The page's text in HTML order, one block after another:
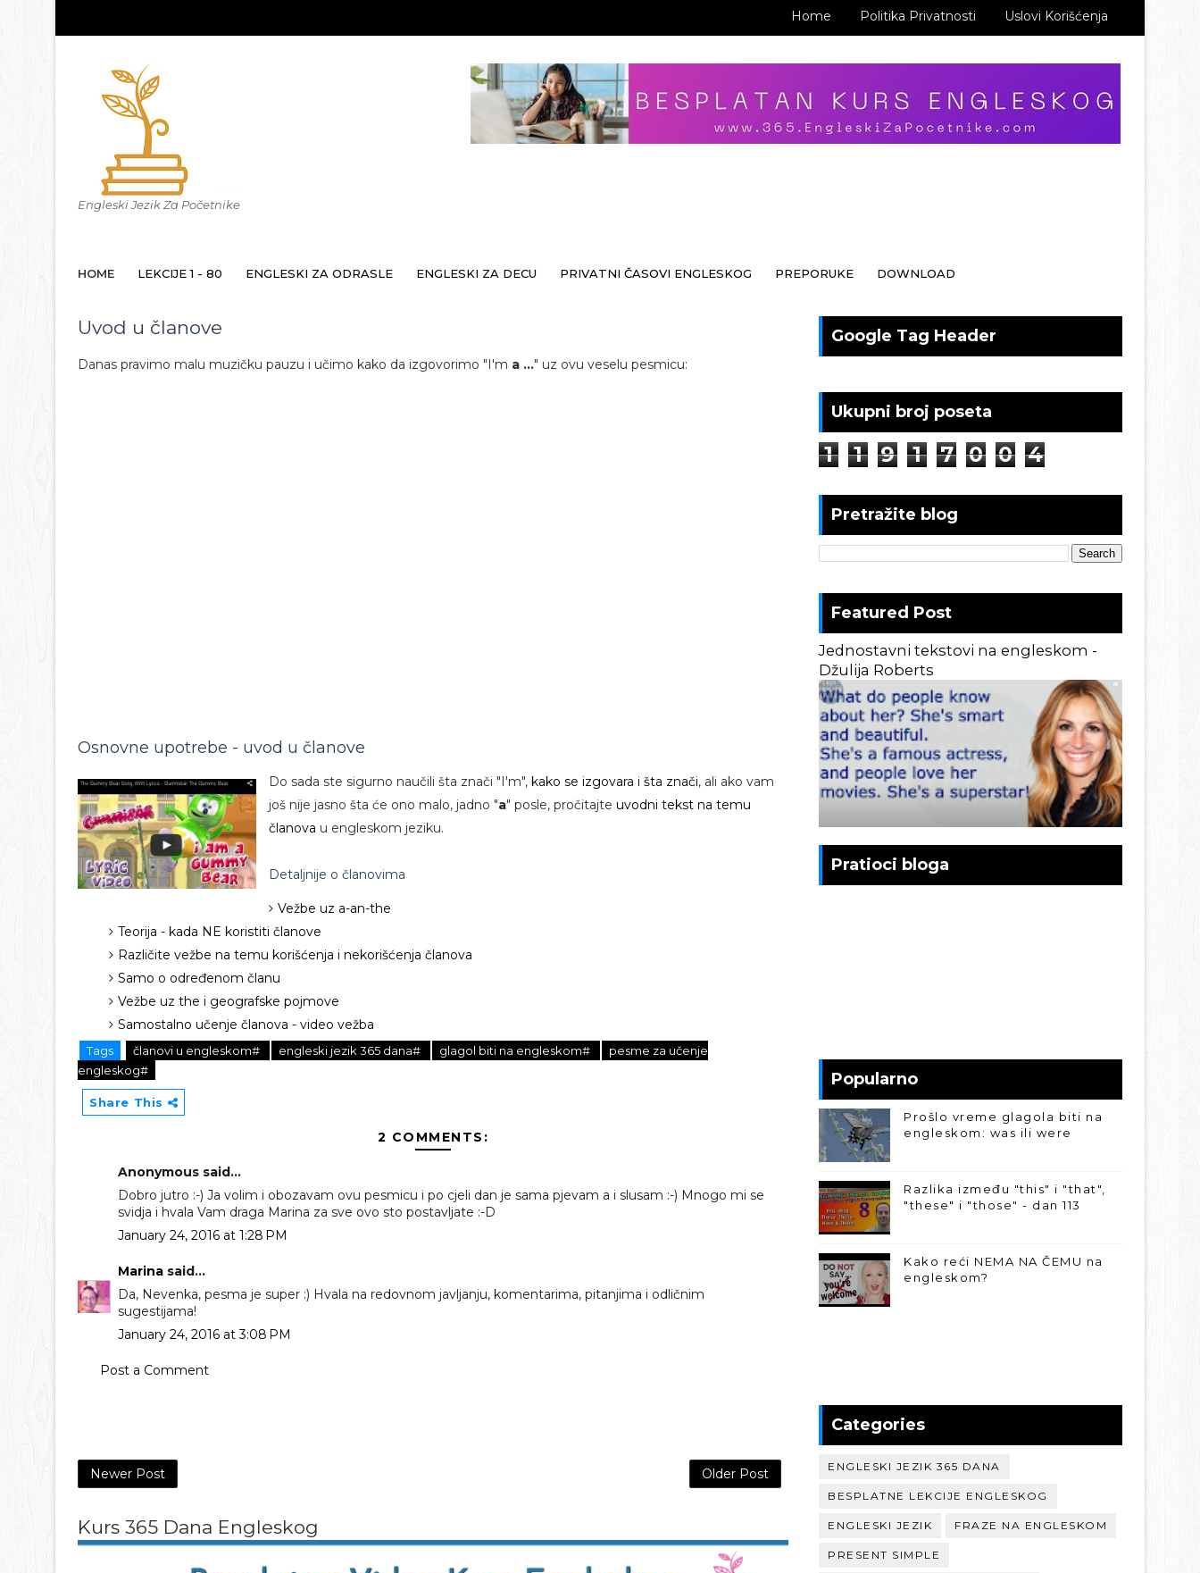
Home Politika Privatnosti Uslovi Korišćenja
Engleski Jezik Za Početnike
HOME LEKCIJE 1 - 80 ENGLESKI ZA ODRASLE ENGLESKI ZA DECU PRIVATNI ČASOVI ENGLESKOG PREPORUKE DOWNLOAD
Uvod u članove
Danas pravimo malu muzičku pauzu i učimo kako da izgovorimo "I'm a ..." uz ovu veselu pesmicu:
Osnovne upotrebe - uvod u članove
Do sada ste sigurno naučili šta znači "I'm", kako se izgovara i šta znači, ali ako vam
još nije jasno šta će ono malo, jadno "a" posle, pročitajte uvodni tekst na temu
članova u engleskom jeziku.
Detaljnije o članovima
Vežbe uz a-an-the
Teorija - kada NE koristiti članove
Različite vežbe na temu korišćenja i nekorišćenja članova
Samo o određenom članu
Vežbe uz the i geografske pojmove
Samostalno učenje članova - video vežba
Tags članovi u engleskom# engleski jezik 365 dana# glagol biti na engleskom#
pesme za učenje
engleskog#
Share This
2 COMMENTS:
Anonymous said...
Dobro jutro :-) Ja volim i obozavam ovu pesmicu i po cjeli dan je sama pjevam a i slusam :-) Mnogo mi se
svidja i hvala Vam draga Marina za sve ovo sto postavljate :-D
January 24, 2016 at 1:28 PM
Marina said...
Da, Nevenka, pesma je super :) Hvala na redovnom javljanju, komentarima, pitanjima i odličnim
sugestijama!
January 24, 2016 at 3:08 PM
Post a Comment
Newer Post Older Post
Kurs 365 Dana Engleskog
Google Tag Header
Ukupni broj poseta
1 1 9 1 7 0 0 4
Pretražite blog
Featured Post
Jednostavni tekstovi na engleskom -
Džulija Roberts
Pratioci bloga
Popularno
Prošlo vreme glagola biti na
engleskom: was ili were
Razlika između "this" i "that",
"these" i "those" - dan 113
Kako reći NEMA NA ČEMU na
engleskom?
Categories
ENGLESKI JEZIK 365 DANA
BESPLATNE LEKCIJE ENGLESKOG
ENGLESKI JEZIK FRAZE NA ENGLESKOM
PRESENT SIMPLE